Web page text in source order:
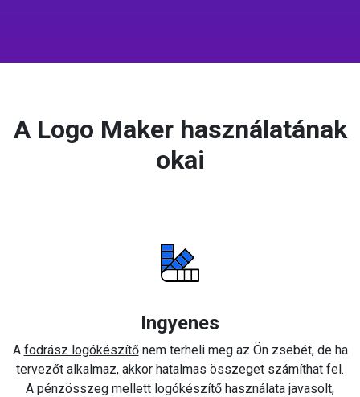
A Logo Maker használatának
okai
Ingyenes
A fodrász logókészítőnem terheli meg az Ön zsebét, de ha
tervezőt alkalmaz, akkor hatalmas összeget számíthat fel.
A pénzösszeg mellett logókészítő használata javasolt,